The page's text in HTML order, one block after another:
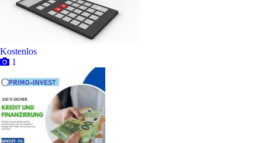
Kostenlos
1